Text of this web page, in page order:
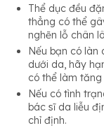
Thể dục đều
thẳng có thể
nghẽn lỗ chân
Nếu bạn có làn
dưới da, hãy
có thể làm
Nếu có tình
bác sĩ da liễu
chỉ định.